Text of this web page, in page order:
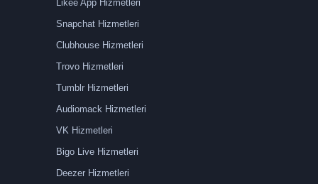
Likee App Hizmetleri
Snapchat Hizmetleri
Clubhouse Hizmetleri
Trovo Hizmetleri
Tumblr Hizmetleri
Audiomack Hizmetleri
VK Hizmetleri
Bigo Live Hizmetleri
Deezer Hizmetleri